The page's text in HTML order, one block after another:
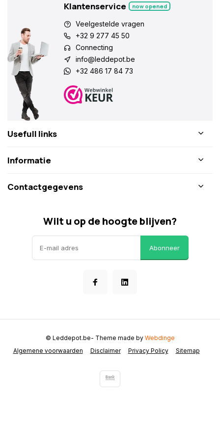
Klantenservice now opened
Veelgestelde vragen
+32 9 277 45 50
Connecting
info@leddepot.be
+32 486 17 84 73
Usefull links
Informatie
Contactgegevens
Wilt u op de hoogte blijven?
Abonneer
Algemene voorwaarden Disclaimer Privacy Policy Sitemap
© Leddepot.be- Theme made by Webdinge